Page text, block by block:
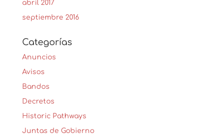
abril 2017
septiembre 2016
Categorías
Anuncios
Avisos
Bandos
Decretos
Historic Pathways
Juntas de Gobierno